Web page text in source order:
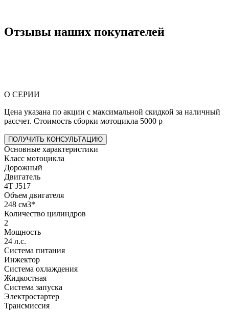
Отзывы наших покупателей
О СЕРИИ
Цена указана по акции с максимальной скидкой за наличный
рассчет. Стоимость сборки мотоцикла 5000 р
ПОЛУЧИТЬ КОНСУЛЬТАЦИЮ
Основные характеристики
Класс мотоцикла
Дорожный
Двигатель
4T J517
Объем двигателя
248 см3*
Количество цилиндров
2
Мощность
24 л.с.
Система питания
Инжектор
Система охлаждения
Жидкостная
Система запуска
Электростартер
Трансмиссия